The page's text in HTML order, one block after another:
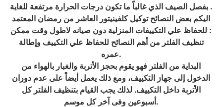
بفصل الصيف الذي غالباً ما تكون درجات الحرارة مرتفعة للغاية .
اليكم بعض النصائح توكيل كلفينيتور العاشر من رمضان المعتمد
للحفاظ علي التكييفات المنزلية دون صيانه لاطول وقت ممكن :
تنظيف الفلتر من أهم النصائح للحفاظ علي التكييف وإطالة
عمره.
البداية من الفلتر فهو يقوم بحجز الأتربة والغبار بالهواء من
الدخول إلى جهاز التكييف، ومع ذلك يعمل أيضاً على عدم دوران
الأتربة داخل التكييف. لذلك يجب القيام بتنظيف الفلتر كل
أسبوعين وفى آخر كل موسم.